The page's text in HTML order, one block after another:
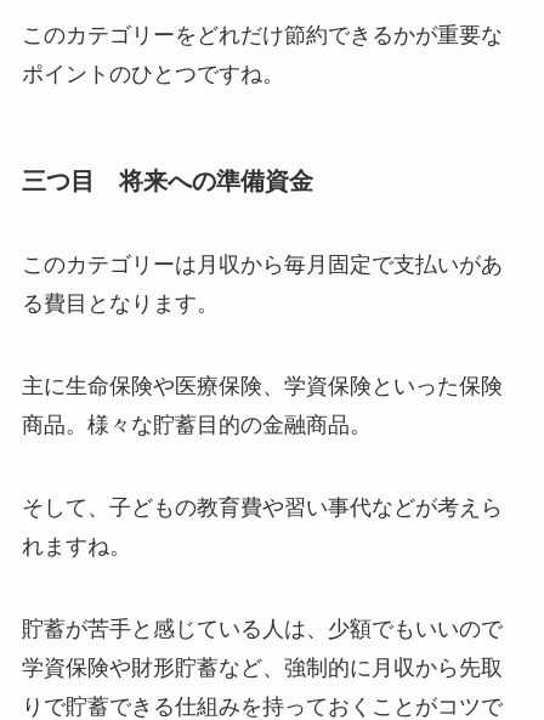
このカテゴリーをどれだけ節約できるかが重要な
ポイントのひとつですね。
三つ目 将来への準備資金
このカテゴリーは月収から毎月固定で支払いがあ
る費目となります。
主に生命保険や医療保険、学資保険といった保険
商品。様々な貯蓄目的の金融商品。
そして、子どもの教育費や習い事代などが考えら
れますね。
貯蓄が苦手と感じている人は、少額でもいいので
学資保険や財形貯蓄など、強制的に月収から先取
りで貯蓄できる仕組みを持っておくことがコツで